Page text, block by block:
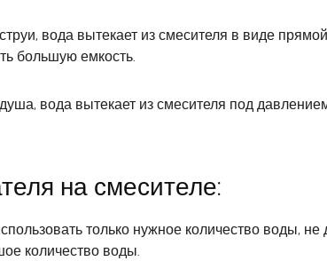
вода вытекает из смесителя в виде
большую емкость.
вода вытекает из смесителя под
на смесителе:
только нужное количество воды,
количество воды.